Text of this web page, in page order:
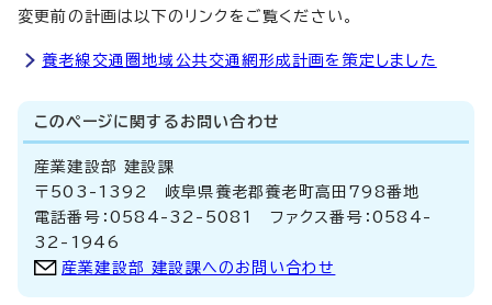
変更前の計画は以下のリンクをご覧ください。
養老線交通圏地域公共交通網形成計画を策定しました
このページに関する お問い合わせ
産業建設部 建設課
〒503-1392 岐阜県養老郡養老町高田798番地
電話番号：0584-32-5081 ファクス番号：0584-
32-1946
産業建設部 建設課へのお問い合わせ